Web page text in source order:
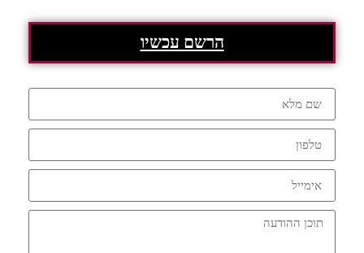
הרשם עכשיו